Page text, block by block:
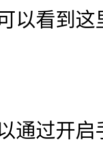
以看到
通过开